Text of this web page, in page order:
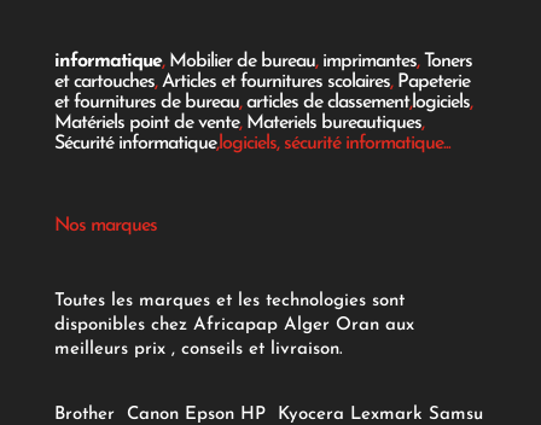
informatique, Mobilier de bureau, imprimantes,Toners
et cartouches,Articles et fournitures scolaires, Papeterie
et fournitures de bureau,articles de classement,logiciels,
Matériels point de vente, Materiels bureautiques,
Sécurité informatique,logiciels, sécurité informatique...
Nos marques
Toutes les marques et les technologies sont
disponibles chez Africapap Alger Oran aux
meilleurs prix , conseils et livraison.
Brother Canon Epson HP Kyocera Lexmark Samsu